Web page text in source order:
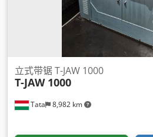
Tata 8,982 km
立式带锯 T-JAW 1000
T-JAW 1000